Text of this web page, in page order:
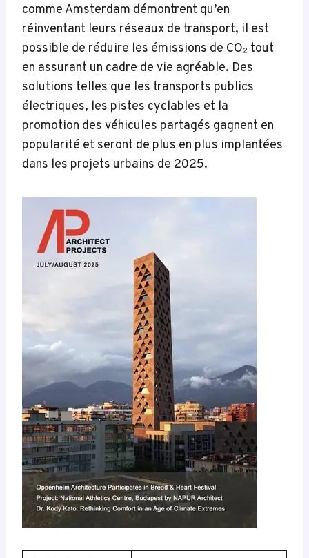
comme Amsterdam démontrent qu’en
réinventant leurs réseaux de transport, il est
possible de réduire les émissions de CO₂ tout
en assurant un cadre de vie agréable. Des
solutions telles que les transports publics
électriques, les pistes cyclables et la
promotion des véhicules partagés gagnent en
popularité et seront de plus en plus implantées
dans les projets urbains de 2025.